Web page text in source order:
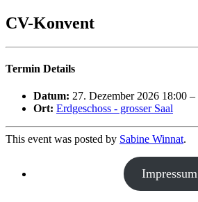
CV-Konvent
Termin Details
Datum: 27. Dezember 2026 18:00 –
Ort: Erdgeschoss - grosser Saal
This event was posted by Sabine Winnat.
Impressum